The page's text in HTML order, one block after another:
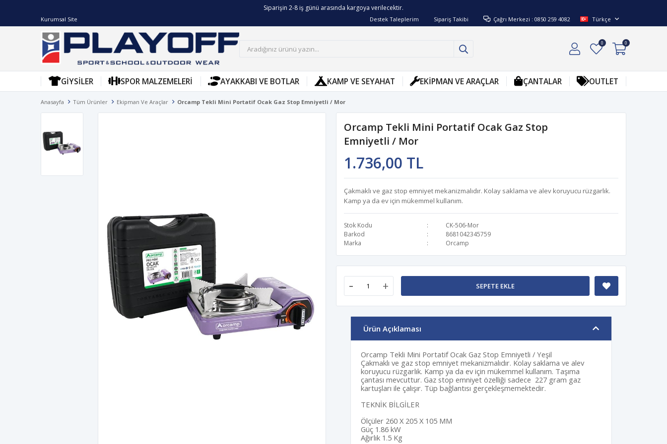
Siparişin 2-8 iş günü arasında kargoya verilecektir.
Kurumsal Site Destek Taleplerim Sipariş Takibi Çağrı Merkezi : 0850 259 4082 Türkçe
0 0
GIYSILER SPOR MALZEMELERI AYAKKABI VE BOTLAR KAMP VE SEYAHAT EKIPMAN VE ARAÇLAR ÇANTALAR OUTLET
Anasayfa Tüm Ürünler Ekipman Ve Araçlar Orcamp Tekli Mini Portatif Ocak Gaz Stop Emniyetli / Mor
Orcamp Tekli Mini Portatif Ocak Gaz Stop
Emniyetli / Mor
1.736,00 TL
Çakmaklı ve gaz stop emniyet mekanizmalıdır. Kolay saklama ve alev koruyucu rüzgarlık.
Kamp ya da ev için mükemmel kullanım.
Stok Kodu
CK-506-Mor
Barkod
8681042345759
Marka
Orcamp
- + SEPETE EKLE
Ürün Açıklaması
Orcamp Tekli Mini Portatif Ocak Gaz Stop Emniyetli / Yeşil
Çakmaklı ve gaz stop emniyet mekanizmalıdır. Kolay saklama ve alev
koruyucu rüzgarlık. Kamp ya da ev için mükemmel kullanım. Taşıma
çantası mevcuttur. Gaz stop emniyet özelliği sadece 227 gram gaz
kartuşları ile çalışır. Tüp bağlantısı gerçekleşmemektedir.
TEKNİK BİLGİLER
Ölçüler 260 X 205 X 105 MM
Güç 1.86 kW
Ağırlık 1.5 Kg